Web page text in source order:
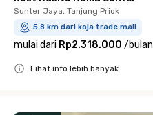
Sunter Jaya, Tanjung Priok
5.8 km dari koja trade mall
mulai dari Rp2.318.000 /bulan
Lihat info lebih banyak